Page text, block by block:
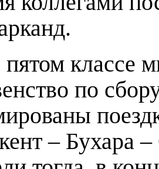
классе
по
– Бухара